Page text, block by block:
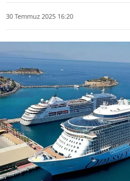
30 Temmuz 2025 16:20